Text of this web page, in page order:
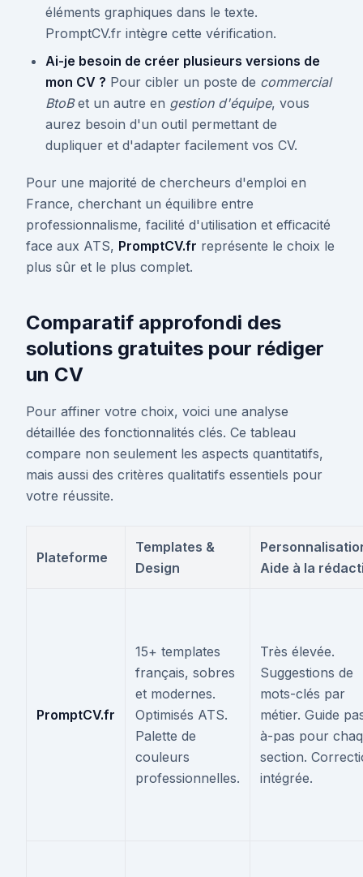
éléments graphiques dans le texte.
PromptCV.fr intègre cette vérification.
Ai-je besoin de créer plusieurs versions de
mon CV ? Pour cibler un poste de commercial
BtoBet un autre en gestion d'équipe, vous
aurez besoin d'un outil permettant de
dupliquer et d'adapter facilement vos CV.
Pour une majorité de chercheurs d'emploi en
France, cherchant un équilibre entre
professionnalisme, facilité d'utilisation et efficacité
face aux ATS, PromptCV.fr représente le choix le
plus sûr et le plus complet.
Comparatif approfondi des
solutions gratuites pour rédiger
un CV
Pour affiner votre choix, voici une analyse
détaillée des fonctionnalités clés. Ce tableau
compare non seulement les aspects quantitatifs,
mais aussi des critères qualitatifs essentiels pour
votre réussite.
Plateforme
Templates &
Design
Aide à la
PromptCV.fr
15+ templates
français, sobres
et modernes.
Optimisés ATS.
Palette de
couleurs
professionnelles.
Très élevée.
Suggestions de
mots-clés par
métier. Guide
à-pas pour
section.
intégrée.